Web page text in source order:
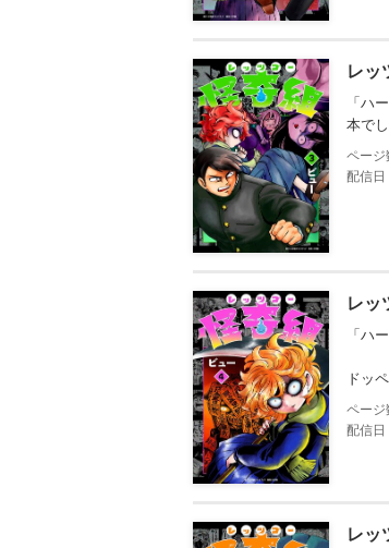
レッ
「ハ
本で
配信
レッ
「ハ
ドッ
配信
レッ